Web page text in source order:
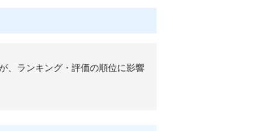
、ランキング・評価の順位に影響